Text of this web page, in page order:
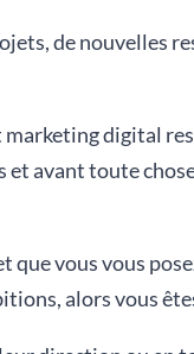
de nouvelles
marketing digital
et avant toute
que vous vous
alors vous